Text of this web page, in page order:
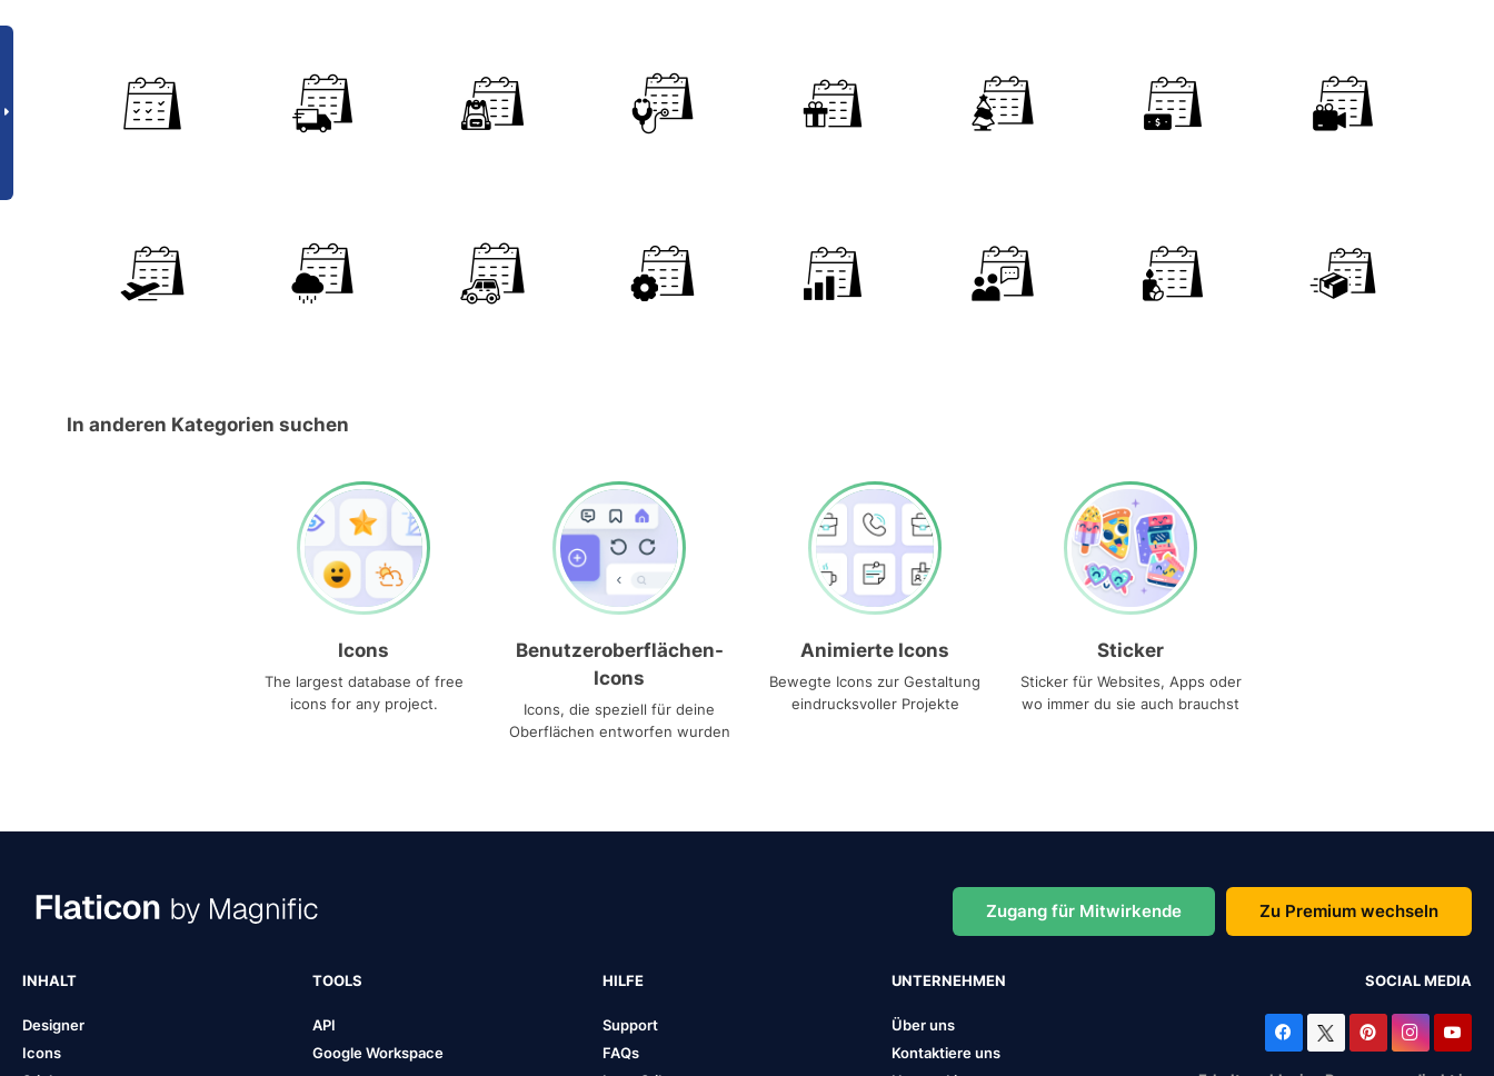
In anderen Kategorien suchen
Icons
The largest database of free
icons for any project.
Benutzeroberflächen-
Icons
Icons, die speziell für deine
Oberflächen entworfen wurden
Animierte Icons
Bewegte Icons zur Gestaltung
eindrucksvoller Projekte
Sticker
Sticker für Websites, Apps oder
wo immer du sie auch brauchst
Zugang für Mitwirkende Zu Premium wechseln
INHALT
Designer
Icons
TOOLS
API
Google Workspace
HILFE
Support
FAQs
UNTERNEHMEN
Über uns
Kontaktiere uns
SOCIAL MEDIA